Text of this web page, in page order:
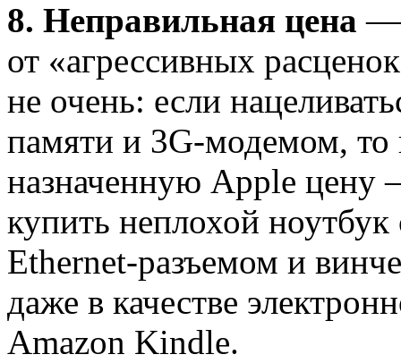
8. Неправильная цена —
от «агрессивных
не очень: если
памяти и 3G-модемом, то
назначенную Apple
купить неплохой
Ethernet-разъемом и
даже в качестве
Amazon Kindle.